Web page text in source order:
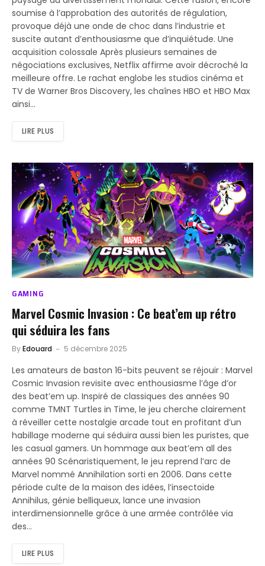
soumise à l’approbation des autorités de régulation,
provoque déjà une onde de choc dans l’industrie et
suscite autant d’enthousiasme que d’inquiétude. Une
acquisition colossale Après plusieurs semaines de
négociations exclusives, Netflix affirme avoir décroché la
meilleure offre. Le rachat englobe les studios cinéma et
TV de Warner Bros Discovery, les chaînes HBO et HBO Max
ainsi…
LIRE PLUS
GAMING
Marvel Cosmic Invasion : Ce beat’em up rétro
qui séduira les fans
ByEdouard 5 décembre 2025
Les amateurs de baston 16-bits peuvent se réjouir : Marvel
Cosmic Invasion revisite avec enthousiasme l’âge d’or
des beat’em up. Inspiré de classiques des années 90
comme TMNT Turtles in Time, le jeu cherche clairement
à réveiller cette nostalgie arcade tout en profitant d’un
habillage moderne qui séduira aussi bien les puristes, que
les casual gamers. Un hommage aux beat’em all des
années 90 Scénaristiquement, le jeu reprend l’arc de
Marvel nommé Annihilation sorti en 2006. Dans cette
période culte de la maison des idées, l’insectoïde
Annihilus, génie belliqueux, lance une invasion
interdimensionnelle grâce à une armée contrôlée via
des…
LIRE PLUS